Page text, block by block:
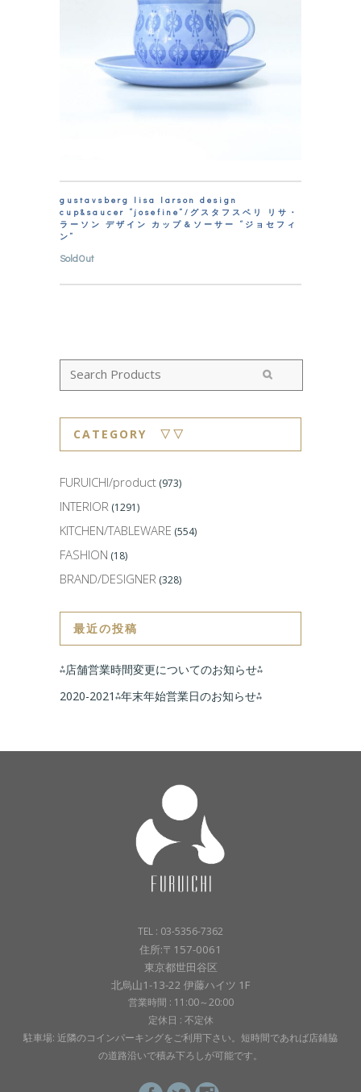
gustavsberg lisa larson design
cup&saucer “josefine”/グスタフスベリ リサ・
ラーソン デザイン カップ＆ソーサー “ジョセフィ
ン”
SoldOut
CATEGORY ▽▽
FURUICHI/product (973)
INTERIOR (1291)
KITCHEN/TABLEWARE (554)
FASHION (18)
BRAND/DESIGNER (328)
最近の投稿
⁂店舗営業時間変更についてのお知らせ⁂
2020-2021⁂年末年始営業日のお知らせ⁂
TEL : 03-5356-7362
住所:〒157-0061
東京都世田谷区
北烏山1-13-22 伊藤ハイツ 1F
営業時間 : 11:00～20:00
定休日 : 不定休
駐車場: 近隣のコインパーキングをご利用下さい。短時間であれば店鋪脇
の道路沿いで積み下ろしが可能です。